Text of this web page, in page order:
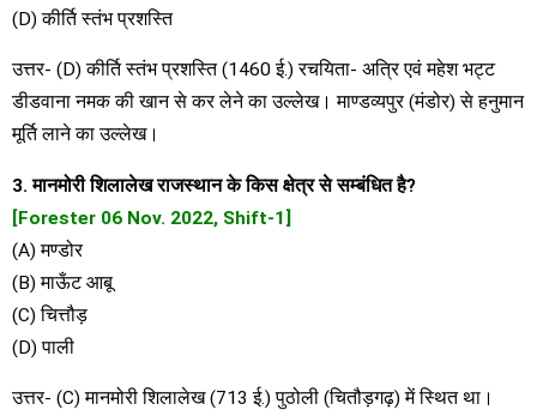
(D) कीर्ति स्तंभ प्रशस्ति
उत्तर- (D) कीर्ति स्तंभ प्रशस्ति (1460 ई.) रचयिता- अत्रि एवं महेश भट्ट
डीडवाना नमक की खान से कर लेने का उल्लेख। माण्डव्यपुर (मंडोर) से हनुमान
मूर्ति लाने का उल्लेख।
3. मानमोरी शिलालेख राजस्थान के किस क्षेत्र से सम्बंधित है?
[Forester 06 Nov. 2022, Shift-1]
(A) मण्डोर
(B) माऊँट आबू
(C) चित्तौड़
(D) पाली
उत्तर- (C) मानमोरी शिलालेख (713 ई.) पुठोली (चितौड़गढ़) में स्थित था।